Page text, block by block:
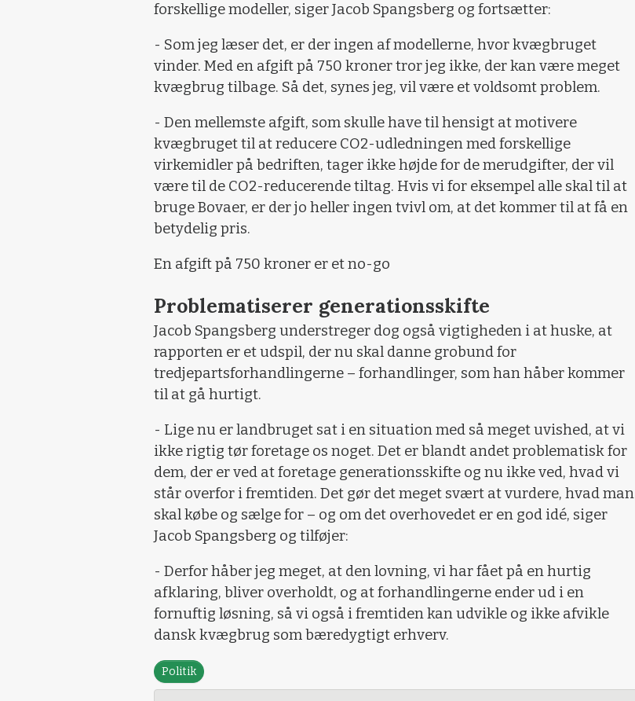
forskellige modeller, siger Jacob Spangsberg og fortsætter:
- Som jeg læser det, er der ingen af modellerne, hvor kvægbruget
vinder. Med en afgift på 750 kroner tror jeg ikke, der kan være meget
kvægbrug tilbage. Så det, synes jeg, vil være et voldsomt problem.
- Den mellemste afgift, som skulle have til hensigt at motivere
kvægbruget til at reducere CO2-udledningen med forskellige
virkemidler på bedriften, tager ikke højde for de merudgifter, der vil
være til de CO2-reducerende tiltag. Hvis vi for eksempel alle skal til at
bruge Bovaer, er der jo heller ingen tvivl om, at det kommer til at få en
betydelig pris.
En afgift på 750 kroner er et no-go
Problematiserer generationsskifte
Jacob Spangsberg understreger dog også vigtigheden i at huske, at
rapporten er et udspil, der nu skal danne grobund for
tredjepartsforhandlingerne – forhandlinger, som han håber kommer
til at gå hurtigt.
- Lige nu er landbruget sat i en situation med så meget uvished, at vi
ikke rigtig tør foretage os noget. Det er blandt andet problematisk for
dem, der er ved at foretage generationsskifte og nu ikke ved, hvad vi
står overfor i fremtiden. Det gør det meget svært at vurdere, hvad man
skal købe og sælge for – og om det overhovedet er en god idé, siger
Jacob Spangsberg og tilføjer:
- Derfor håber jeg meget, at den lovning, vi har fået på en hurtig
afklaring, bliver overholdt, og at forhandlingerne ender ud i en
fornuftig løsning, så vi også i fremtiden kan udvikle og ikke afvikle
dansk kvægbrug som bæredygtigt erhverv.
Politik